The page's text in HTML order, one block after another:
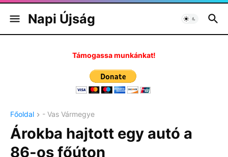
Napi Újság
Támogassa munkánkat!
Főoldal - Vas Vármegye
Árokba hajtott egy autó a
86-os főúton